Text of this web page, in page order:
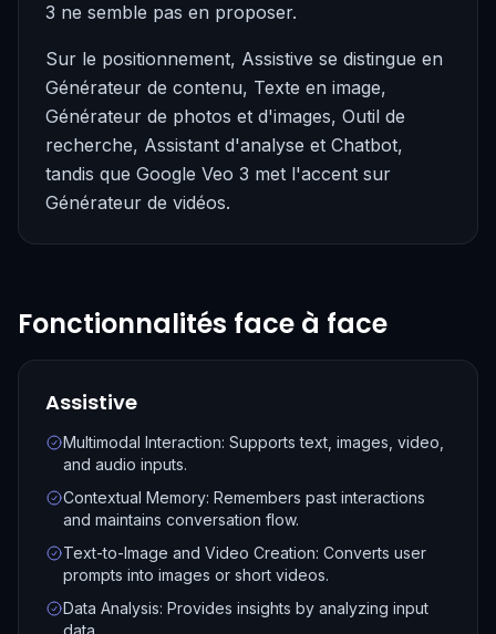
3 ne semble pas en proposer.
Sur le positionnement, Assistive se distingue en
Générateur de contenu, Texte en image,
Générateur de photos et d'images, Outil de
recherche, Assistant d'analyse et Chatbot,
tandis que Google Veo 3 met l'accent sur
Générateur de vidéos.
Fonctionnalités face à face
Assistive
Multimodal Interaction: Supports text, images, video,
and audio inputs.
Contextual Memory: Remembers past interactions
and maintains conversation flow.
Text-to-Image and Video Creation: Converts user
prompts into images or short videos.
Data Analysis: Provides insights by analyzing input
data.